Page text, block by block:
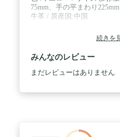
75mm、手の平まわり
牛革 / 原産国:中国
続きを
みんなのレビュー
まだレビューはありません